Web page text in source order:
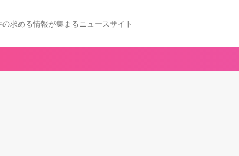
求める情報が集まるニュースサイト